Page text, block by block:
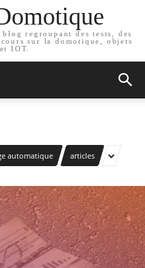
regroupant des tests, des
sur la domotique, objets
IOT.
automatique articles